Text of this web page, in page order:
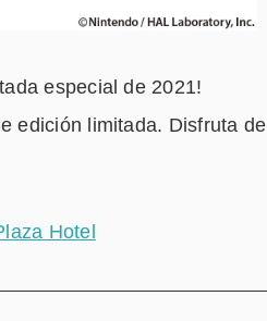
especial de 2021!
edición limitada. Disfruta de
Hotel